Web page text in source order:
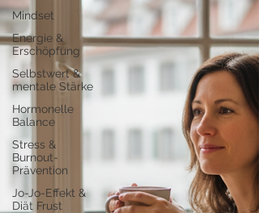
Mindset
Energie &
Erschöpfung
Selbstwert &
mentale Stärke
Hormonelle
Balance
Stress &
Burnout-
Prävention
Jo-Jo-Effekt &
Diät Frust